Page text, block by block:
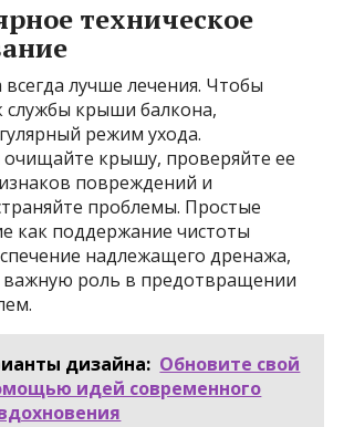
техническое
лучше лечения. Чтобы
службы крыши балкона,
режим ухода.
крышу, проверяйте ее
повреждений и
проблемы. Простые
как поддержание чистоты
надлежащего дренажа,
важную роль в предотвращении
дизайна: Обновите свой
идей современного